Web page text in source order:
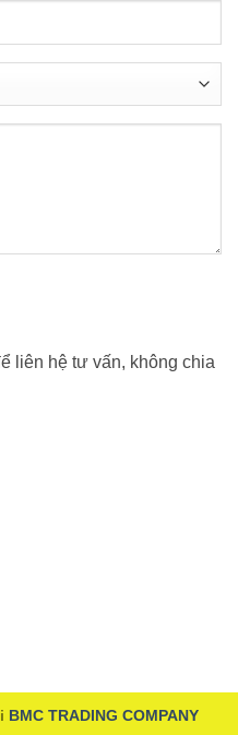
liên hệ tư vấn, không chia
BMC TRADING COMPANY